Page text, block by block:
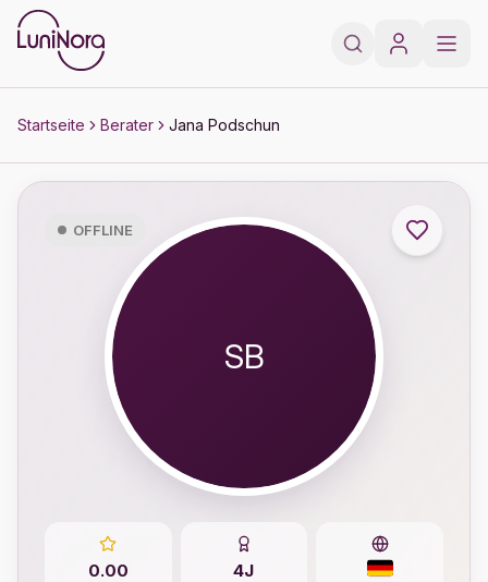
Zum Hauptinhalt springen
Zur Fußzeile springen
Startseite Berater Jana Podschun
SB
OFFLINE
0.00 4J